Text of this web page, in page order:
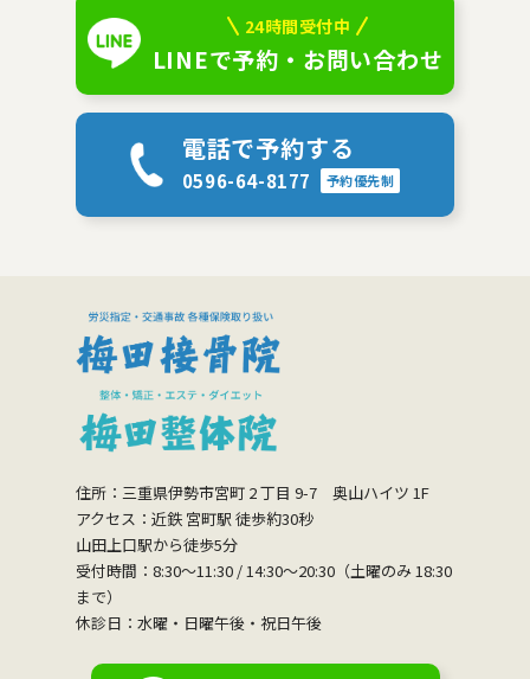
24時間受付中
LINEで予約・お問い合わせ
電話で予約する
0596-64-8177 予約優先制
住所：三重県伊勢市宮町 2 丁目 9-7 奥山ハイツ 1F
アクセス：近鉄 宮町駅 徒歩約30秒
山田上口駅から徒歩5分
受付時間：8:30〜11:30 / 14:30〜20:30（土曜のみ 18:30
まで）
休診日：水曜・日曜午後・祝日午後